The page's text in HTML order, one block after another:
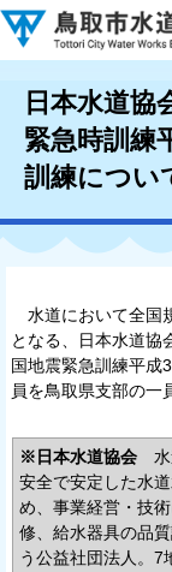
日本水道
緊急時訓練
訓練につい
水道において全国
となる、日本水道
国地震緊急訓練平成
員を鳥取県支部の一
※日本水道協会 水
安全で安定した水
め、事業経営・技
修、給水器具の品
う公益社団法人。7